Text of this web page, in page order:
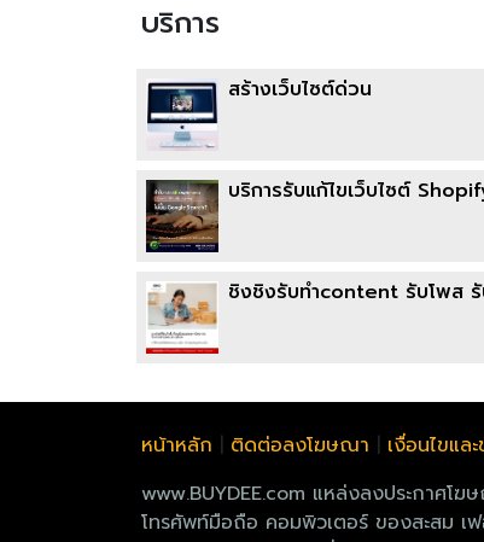
บริการ
สร้างเว็บไซต์ด่วน
บริการรับแก้ไขเว็บไซต์
ชิงชิงรับทำcontent รับโพส รั
หน้าหลัก ติดต่อลงโฆษณา เงื่อนไขแล
www.BUYDEE.com แหล่งลงประกาศ
โทรศัพท์มือถือ คอมพิวเตอร์ ของสะสม เฟ